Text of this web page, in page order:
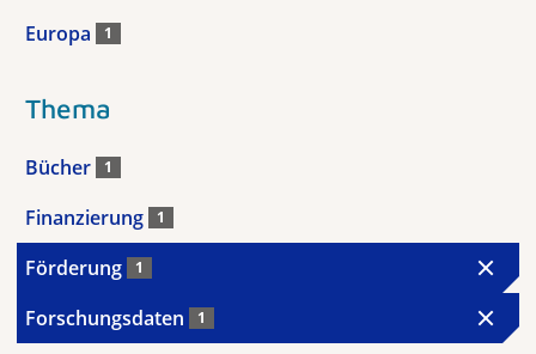
Europa 1
Thema
Bücher 1
Finanzierung 1
Förderung 1
Forschungsdaten 1